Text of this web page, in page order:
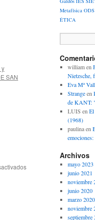
y
SAN
en
Metafísica ODS
ÉTICA
williamen
Nietzsche,
Eva Mª
Strangeen
de KANT:
LUIS en El
(1968)
paulinaen
Archivos
mayo 2023
junio 2021
noviembre
junio 2020
marzo 2020
noviembre
septiembre